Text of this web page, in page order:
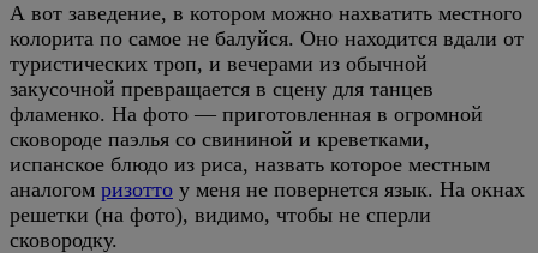
А вот заведение, в котором можно нахватить местного
колорита по самое не балуйся. Оно находится вдали от
туристических троп, и вечерами из обычной
закусочной превращается в сцену для танцев
фламенко. На фото — приготовленная в огромной
сковороде паэлья со свининой и креветками,
испанское блюдо из риса, назвать которое местным
аналогом ризотто у меня не повернется язык. На окнах
решетки (на фото), видимо, чтобы не сперли
сковородку.